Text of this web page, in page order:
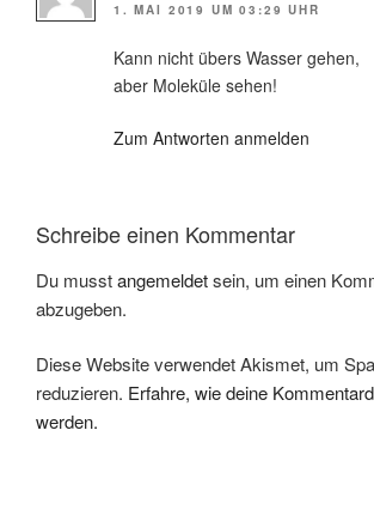
1. MAI 2019 UM 03:29 UHR
Kann nicht übers Wasser gehen,
aber Moleküle sehen!
Zum Antworten anmelden
Schreibe einen Kommentar
Du musstangemeldetsein, um einen
abzugeben.
Diese Website verwendet Akismet, um
reduzieren. Erfahre, wie deine
werden.